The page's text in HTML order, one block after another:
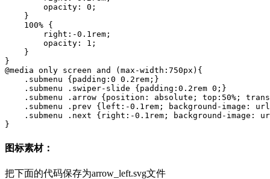
opacity: 0;
}
100% {
right:-0.1rem;
opacity: 1;
}
}
@media only screen and (max-width:750px){
.submenu {padding:0 0.2rem;}
.submenu .swiper-slide {padding:0.2rem 0;}
.submenu .arrow {position: absolute; top:50%;
.submenu .prev {left:-0.1rem; background-image:
.submenu .next {right:-0.1rem; background-image:
}
图标素材：
把下面的代码保存为arrow_left.svg文件